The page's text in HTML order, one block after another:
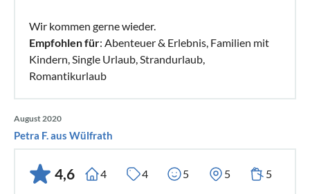
Wir kommen gerne wieder.
Empfohlen für: Abenteuer & Erlebnis, Familien mit
Kindern, Single Urlaub, Strandurlaub,
Romantikurlaub
August 2020
Petra F. aus Wülfrath
4,6 4 4 5 5 5